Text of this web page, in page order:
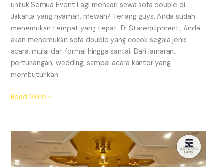
untuk Semua Event Lagi mencari sewa sofa double di
Jakarta yang nyaman, mewah? Tenang guys, Anda sudah
menemukan tempat yang tepat. Di Starequipment, Anda
akan menemukan sofa double yang cocok segala jenis
acara, mulai dari formal hingga santai. Dari lamaran,
pertunangan, wedding, sampai acara kantor yang
membutuhkan
SEWA
DOUBLE
DI
JAKARTA
Read More »